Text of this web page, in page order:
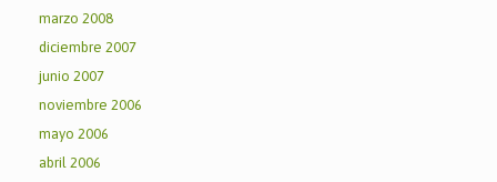
marzo 2008
diciembre 2007
junio 2007
noviembre 2006
mayo 2006
abril 2006